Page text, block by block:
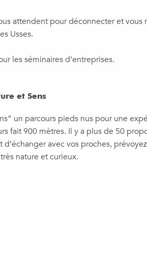
attendent pour déconnecter et vous
Usses.
les séminaires d’entreprises.
et Sens
un parcours pieds nus pour une
fait 900 mètres. Il y a plus de 50
avec vos proches,
nature et curieux.